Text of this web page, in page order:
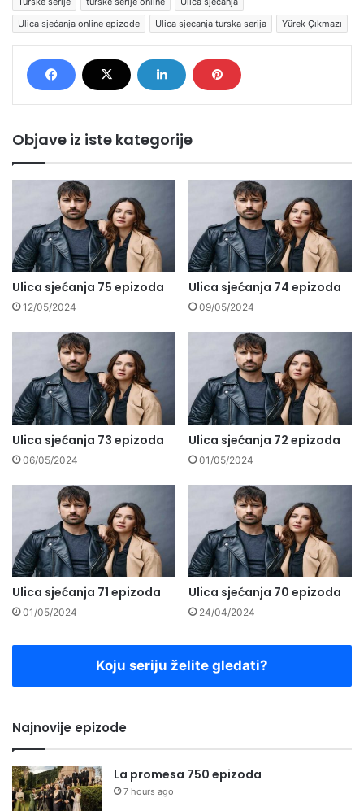
Ulica sjećanja online epizode
Ulica sjecanja turska serija Yürek Çıkmazı
Objave iz iste kategorije
Ulica sjećanja 75 epizoda
12/05/2024
Ulica sjećanja 74 epizoda
09/05/2024
Ulica sjećanja 73 epizoda
06/05/2024
Ulica sjećanja 72 epizoda
01/05/2024
Ulica sjećanja 71 epizoda
01/05/2024
Ulica sjećanja 70 epizoda
24/04/2024
Koju seriju želite gledati?
Najnovije epizode
La promesa 750 epizoda
7 hours ago